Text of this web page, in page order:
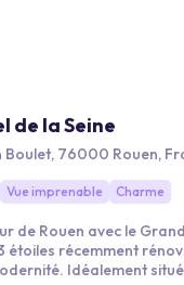
de la Seine
Boulet, 76000 Rouen,
Vue imprenable Charme
de Rouen avec le
étoiles récemment
Idéalement